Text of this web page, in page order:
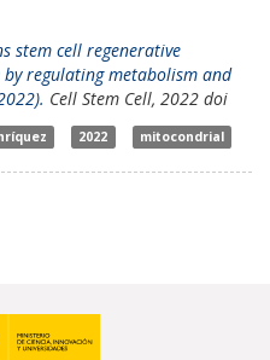
stem cell regenerative
regulating metabolism and
Cell Stem Cell, 2022 doi
2022 mitocondrial